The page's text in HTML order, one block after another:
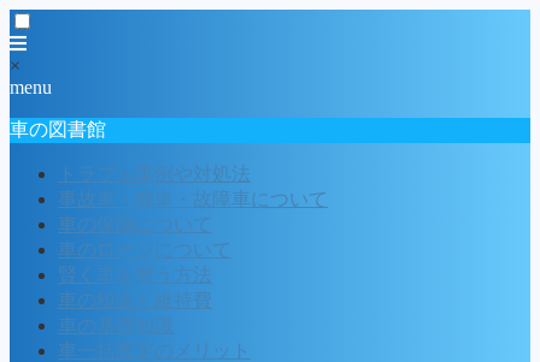
×
menu
車の図書館
トラブル事例や対処法
事故車・廃車・故障車について
車の保険について
車のローンについて
賢く車を買う方法
車の税金と維持費
車の基礎知識
車一括査定のメリット